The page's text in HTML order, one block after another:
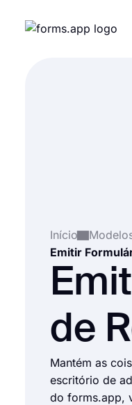
Início
de
Mantém as
escritório de
do forms.app,